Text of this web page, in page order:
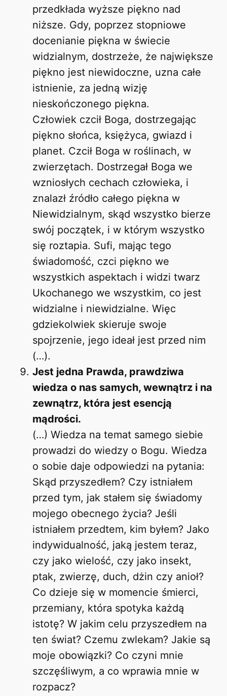
przedkłada wyższe piękno nad
niższe. Gdy, poprzez stopniowe
docenianie piękna w świecie
widzialnym, dostrzeże, że największe
piękno jest niewidoczne, uzna całe
istnienie, za jedną wizję
nieskończonego piękna.
Człowiek czcił Boga, dostrzegając
piękno słońca, księżyca, gwiazd i
planet. Czcił Boga w roślinach, w
zwierzętach. Dostrzegał Boga we
wzniosłych cechach człowieka, i
znalazł źródło całego piękna w
Niewidzialnym, skąd wszystko bierze
swój początek, i w którym wszystko
się roztapia. Sufi, mając tego
świadomość, czci piękno we
wszystkich aspektach i widzi twarz
Ukochanego we wszystkim, co jest
widzialne i niewidzialne. Więc
gdziekolwiek skieruje swoje
spojrzenie, jego ideał jest przed nim
(…).
Jest jedna Prawda, prawdziwa
wiedza o nas samych, wewnątrz i na
zewnątrz, która jest esencją
mądrości.
(…) Wiedza na temat samego siebie
prowadzi do wiedzy o Bogu. Wiedza
o sobie daje odpowiedzi na pytania:
Skąd przyszedłem? Czy istniałem
przed tym, jak stałem się świadomy
mojego obecnego życia? Jeśli
istniałem przedtem, kim byłem? Jako
indywidualność, jaką jestem teraz,
czy jako wielość, czy jako insekt,
ptak, zwierzę, duch, dżin czy anioł?
Co dzieje się w momencie śmierci,
przemiany, która spotyka każdą
istotę? W jakim celu przyszedłem na
ten świat? Czemu zwlekam? Jakie są
moje obowiązki? Co czyni mnie
szczęśliwym, a co wprawia mnie w
rozpacz?